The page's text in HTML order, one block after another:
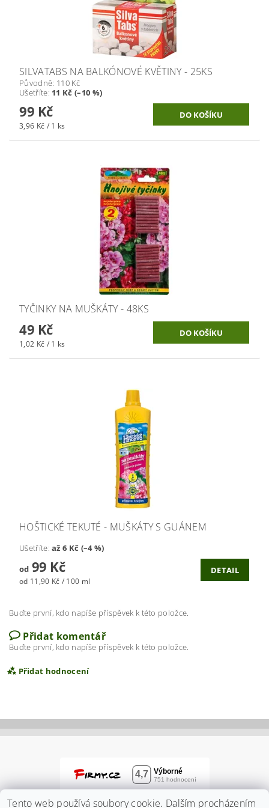
SILVATABS NA BALKÓNOVÉ KVĚTINY - 25KS
Původně: 110 Kč
Ušetříte: 11 Kč (–10 %)
99 Kč
3,96 Kč / 1 ks
TYČINKY NA MUŠKÁTY - 48KS
49 Kč
1,02 Kč / 1 ks
HOŠTICKÉ TEKUTÉ - MUŠKÁTY S GUÁNEM
Ušetříte:až 6 Kč (–4 %)
od99 Kč
od 11,90 Kč / 100 ml
DETAIL
Buďte první, kdo napíše příspěvek k této položce.
Přidat komentář
Buďte první, kdo napíše příspěvek k této položce.
Přidat hodnocení
Tento web používá soubory cookie. Dalším procházením